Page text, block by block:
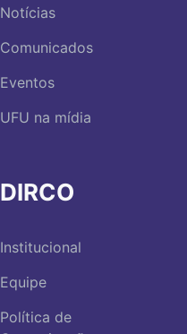
Notícias
Comunicados
Eventos
UFU na mídia
DIRCO
Institucional
Equipe
Política de